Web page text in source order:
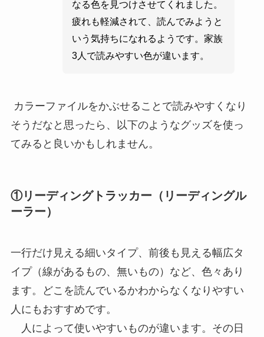
なる色を見つけさせてくれました。
疲れも軽減されて、読んでみようと
いう気持ちになれるようです。家族
3人で読みやすい色が違います。
カラーファイルをかぶせることで読みやすくなり
そうだなと思ったら、以下のようなグッズを使っ
てみると良いかもしれません。
①リーディングトラッカー（リーディングル
ーラー）
一行だけ見える細いタイプ、前後も見える幅広タ
イプ（線があるもの、無いもの）など、色々あり
ます。どこを読んでいるかわからなくなりやすい
人にもおすすめです。
人によって使いやすいものが違います。その日